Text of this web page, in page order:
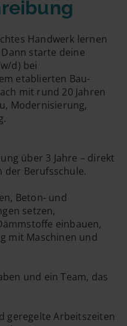
Handwerk lernen
starte deine
d) bei
etablierten Bau­
mit rund 20 Jahren
Modernisierung,
über 3 Jahre – direkt
der Berufsschule.
Beton- und
setzen,
einbauen,
mit Maschinen und
und ein Team, das
geregelte Arbeitszeiten
& fallen